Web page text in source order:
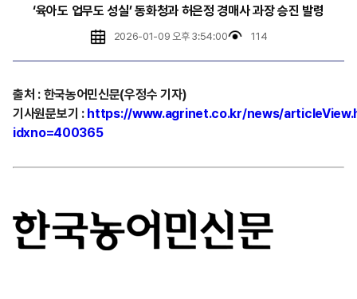
‘육아도 업무도 성실’ 동화청과 허은정 경매사 과장 승진 발령
2026-01-09 오후 3:54:00 114
출처 : 한국농어민신문(우정수 기자)
기사원문보기 : https://www.agrinet.co.kr/news/
idxno=400365